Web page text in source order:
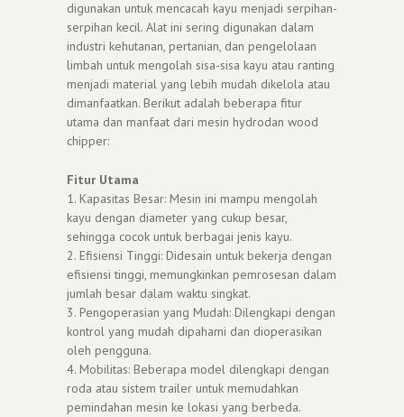
digunakan untuk mencacah kayu menjadi serpihan-
serpihan kecil. Alat ini sering digunakan dalam
industri kehutanan, pertanian, dan pengelolaan
limbah untuk mengolah sisa-sisa kayu atau ranting
menjadi material yang lebih mudah dikelola atau
dimanfaatkan. Berikut adalah beberapa fitur
utama dan manfaat dari mesin hydrodan wood
chipper:
Fitur Utama
1. Kapasitas Besar: Mesin ini mampu mengolah
kayu dengan diameter yang cukup besar,
sehingga cocok untuk berbagai jenis kayu.
2. Efisiensi Tinggi: Didesain untuk bekerja dengan
efisiensi tinggi, memungkinkan pemrosesan dalam
jumlah besar dalam waktu singkat.
3. Pengoperasian yang Mudah: Dilengkapi dengan
kontrol yang mudah dipahami dan dioperasikan
oleh pengguna.
4. Mobilitas: Beberapa model dilengkapi dengan
roda atau sistem trailer untuk memudahkan
pemindahan mesin ke lokasi yang berbeda.